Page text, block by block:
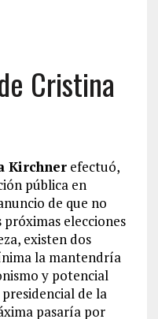
Cristina
Kirchnerefectuó,
pública en
de que no
próximas elecciones
existen dos
la mantendría
y potencial
de la
pasaría por